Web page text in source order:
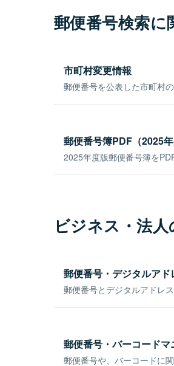
郵便番号検索に
市町村変更情報
郵便番号を公表した市町村
郵便番号簿PDF（2025年
2025年度版郵便番号簿を
ビジネス・法
郵便番号・デジタルアド
郵便番号とデジタルアドレ
郵便番号・バーコードマ
郵便番号や、バーコードに